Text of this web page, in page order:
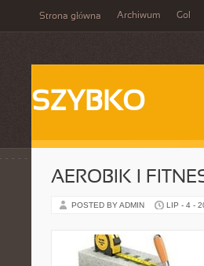
Strona główna Archiwum Gol
SZYBKO
AEROBIK I
POSTED BY ADMIN LIP - 4 -